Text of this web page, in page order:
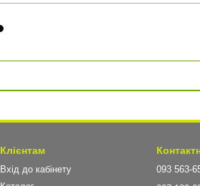
Клієнтам
Вхід до кабінету
093 563-